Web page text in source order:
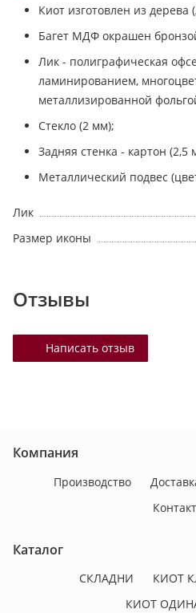
Киот изготовлен из дерева
Багет МДФ окрашен
Лик - полиграфическая
ламинированием,
металлизированной
Стекло (2 мм);
Задняя стенка - картон (2,5
Металлический подвес
Лик
Размер иконы
Отзывы
Написать отзыв
Компания
Производство
Каталог
СКЛАДНИ
КИОТ
КИОТ